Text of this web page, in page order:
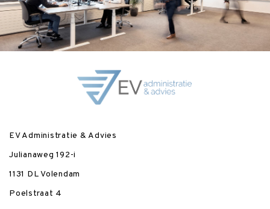
EV Administratie & Advies
Julianaweg 192-i
1131 DL Volendam
Poelstraat 4